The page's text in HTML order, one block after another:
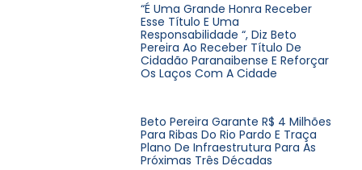
“É Uma Grande Honra Receber
Esse Título E Uma
Responsabilidade “, Diz Beto
Pereira Ao Receber Título De
Cidadão Paranaibense E Reforçar
Os Laços Com A Cidade
Beto Pereira Garante R$ 4 Milhões
Para Ribas Do Rio Pardo E Traça
Plano De Infraestrutura Para As
Próximas Três Décadas